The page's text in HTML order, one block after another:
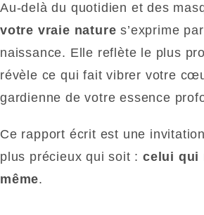
Au-delà du quotidien et des
votre vraie nature s’exprime
naissance. Elle reflète le plus
révèle ce qui fait vibrer votre
gardienne de votre essence
Ce rapport écrit est une
plus précieux qui soit :celui qui
même.